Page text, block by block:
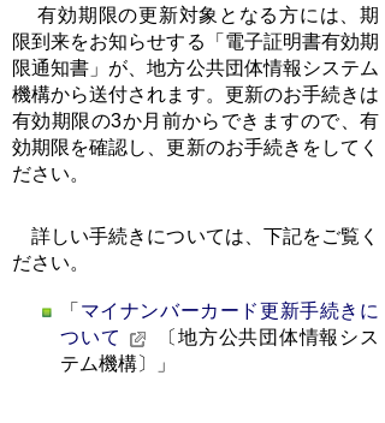
有効期限の更新対象となる方には、期
限到来をお知らせする「電子証明書有効期
限通知書」が、地方公共団体情報システム
機構から送付されます。更新のお手続きは
有効期限の3か月前からできますので、有
効期限を確認し、更新のお手続きをしてく
ださい。
詳しい手続きについては、下記をご覧く
ださい。
「 マイナンバーカード更新手続きに
ついて
〔地方公共団体情報シス
テム機構〕」